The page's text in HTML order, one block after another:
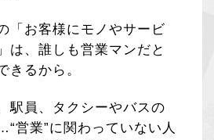
「お客様にモノやサービ
は、誰しも営業マンだと
きるから。
駅員、タクシーやバスの
営業”に関わっていない人